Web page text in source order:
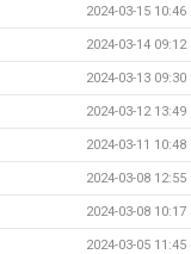
2024-03-15 10:46
2024-03-14 09:12
2024-03-13 09:30
2024-03-12 13:49
2024-03-11 10:48
2024-03-08 12:55
2024-03-08 10:17
2024-03-05 11:45